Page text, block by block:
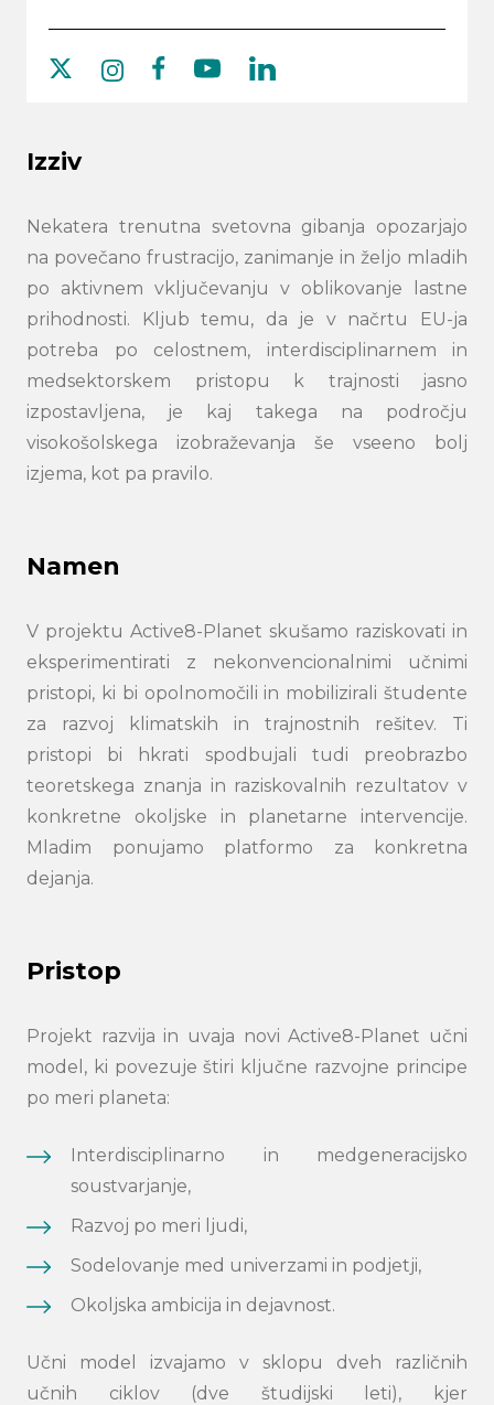
Search
Izziv
Nekatera trenutna svetovna gibanja opozarjajo
na povečano frustracijo, zanimanje in željo mladih
po aktivnem vključevanju v oblikovanje lastne
prihodnosti. Kljub temu, da je v načrtu EU-ja
potreba po celostnem, interdisciplinarnem in
medsektorskem pristopu k trajnosti jasno
izpostavljena, je kaj takega na področju
visokošolskega izobraževanja še vseeno bolj
izjema, kot pa pravilo.
Namen
V projektu Active8-Planet skušamo raziskovati in
eksperimentirati z nekonvencionalnimi učnimi
pristopi, ki bi opolnomočili in mobilizirali študente
za razvoj klimatskih in trajnostnih rešitev. Ti
pristopi bi hkrati spodbujali tudi preobrazbo
teoretskega znanja in raziskovalnih rezultatov v
konkretne okoljske in planetarne intervencije.
Mladim ponujamo platformo za konkretna
dejanja.
Pristop
Projekt razvija in uvaja novi Active8-Planet učni
model, ki povezuje štiri ključne razvojne principe
po meri planeta:
Interdisciplinarno in medgeneracijsko
soustvarjanje,
Razvoj po meri ljudi,
Sodelovanje med univerzami in podjetji,
Okoljska ambicija in dejavnost.
Učni model izvajamo v sklopu dveh različnih
učnih ciklov (dve študijski leti), kjer